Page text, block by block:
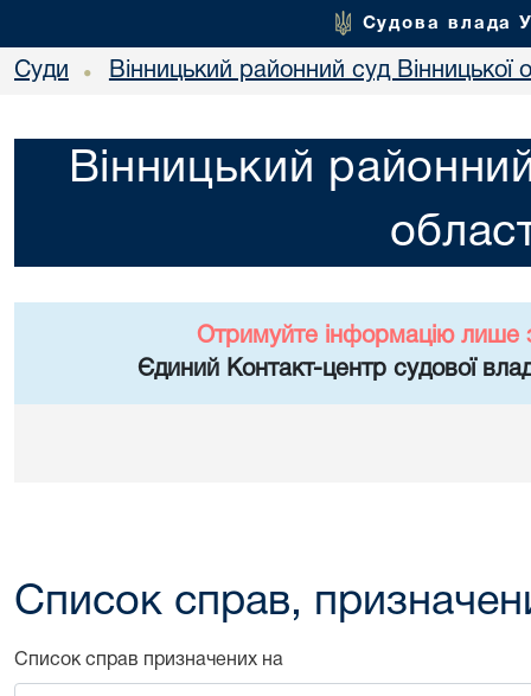
Судова влада
Суди • Вінницький районний суд Вінницької
Вінницький
Отримуйте інформацію лише
Єдиний Контакт-центр судової
Список справ,
Список справ призначених на